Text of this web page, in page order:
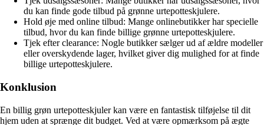
du kan finde gode tilbud på grønne urtepotteskjulere.
Hold øje med online tilbud: Mange onlinebutikker har specielle
tilbud, hvor du kan finde billige grønne urtepotteskjulere.
Tjek efter clearance: Nogle butikker sælger ud af ældre modeller
eller overskydende lager, hvilket giver dig mulighed for at finde
billige urtepotteskjulere.
Konklusion
En billig grøn urtepotteskjuler kan være en fantastisk tilføjelse til dit
hjem uden at sprænge dit budget. Ved at være opmærksom på ægte